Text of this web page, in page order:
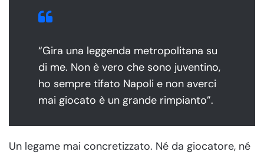
“Gira una leggenda metropolitana su
di me. Non è vero che sono juventino,
ho sempre tifato Napoli e non averci
mai giocato è un grande rimpianto”.
Un legame mai concretizzato. Né da giocatore, né